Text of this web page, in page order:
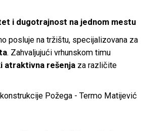
i dugotrajnost na jednom mestu
posluje na tržištu, specijalizovana za
. Zahvaljujući vrhunskom timu
atraktivna rešenja za različite